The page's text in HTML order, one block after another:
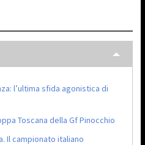
l’ultima sfida agonistica di
Toscana della Gf Pinocchio
Il campionato italiano